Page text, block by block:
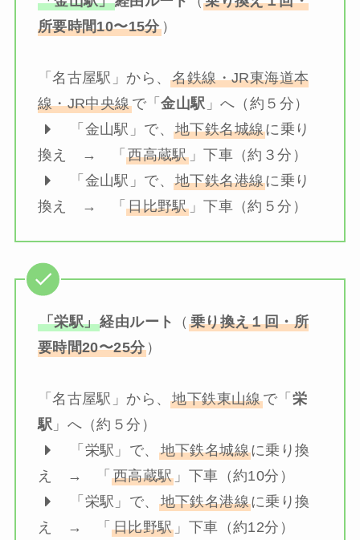
所要時間10〜15分）
「名古屋駅」から、名鉄線・JR東海道本
線・JR中央線で「金山駅 」へ（約５分）
「金山駅」で、 地下鉄名城線に乗り
換え → 「西高蔵駅」下車（約３分）
「金山駅」で、 地下鉄名港線に乗り
換え → 「日比野駅」下車（約５分）
「栄駅」経由ルート （ 乗り換え１回・所
要時間20〜25分 ）
「名古屋駅」から、地下鉄東山線で「 栄
駅 」へ（約５分）
「栄駅」で、 地下鉄名城線に乗り換
え → 「 西高蔵駅 」下車（約10分）
「栄駅」で、 地下鉄名港線に乗り換
え → 「 日比野駅 」下車（約12分）